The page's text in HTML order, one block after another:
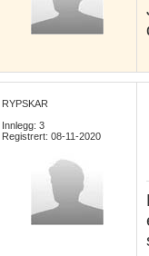
RYPSKAR
Innlegg: 3
Registrert: 08-11-2020